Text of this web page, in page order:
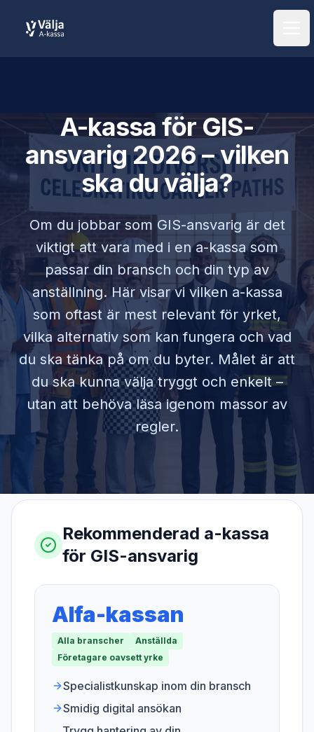
A-kassa för GIS-
ansvarig2026 – vilken
ska du välja?
Om du jobbar som GIS-ansvarig är det
viktigt att vara med i en a-kassa som
passar din bransch och din typ av
anställning. Här visar vi vilken a-kassa
som oftast är mest relevant för yrket,
vilka alternativ som kan fungera och vad
du ska tänka på om du byter. Målet är att
du ska kunna välja tryggt och enkelt –
utan att behöva läsa igenom massor av
regler.
Rekommenderad a-kassa
för GIS-ansvarig
Alfa-kassan
Alla branscher
Anställda
Företagare oavsett yrke
Specialistkunskap inom din bransch
Smidig digital ansökan